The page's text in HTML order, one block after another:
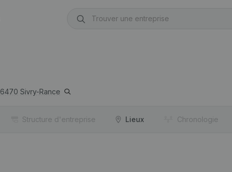
6470 Sivry-Rance
Structure d'entreprise Lieux Chronologie